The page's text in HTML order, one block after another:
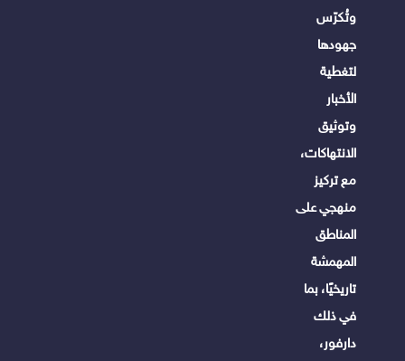
وتُكرّس
جهودها
لتغطية
الأخبار
وتوثيق
الانتهاكات،
مع تركيز
منهجي على
المناطق
المهمشة
تاريخيًا، بما
في ذلك
دارفور،